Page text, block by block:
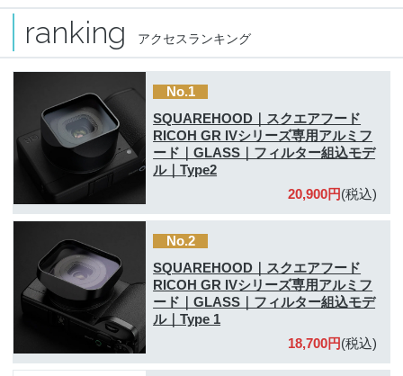
ranking アクセスランキング
SQUAREHOOD｜スクエアフード
RICOH GR IVシリーズ専用アルミフ
ード｜GLASS｜フィルター組込モデ
ル｜Type2
20,900円(税込)
No.1
SQUAREHOOD｜スクエアフード
RICOH GR IVシリーズ専用アルミフ
ード｜GLASS｜フィルター組込モデ
ル｜Type 1
18,700円(税込)
No.2